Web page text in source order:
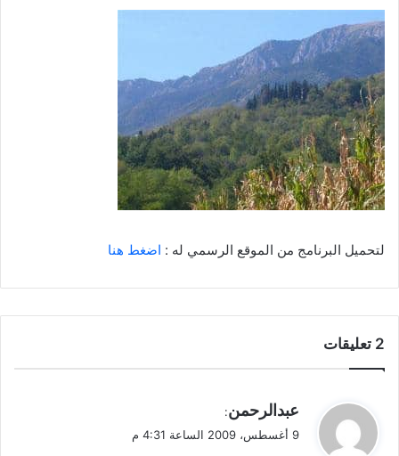
لتحميل البرنامج من الموقع الرسمي له : اضغط هنا
‫2 تعليقات
ي
ق
عبدالرحمن:
9 أغسطس، 2009 الساعة 4:31 م